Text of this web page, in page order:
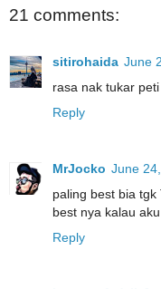
21 comments:
sitirohaida June
rasa nak tukar
Reply
MrJocko June
paling best bia tgk
best nya kalau
Reply